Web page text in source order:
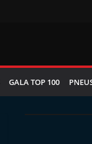
GALA TOP 100